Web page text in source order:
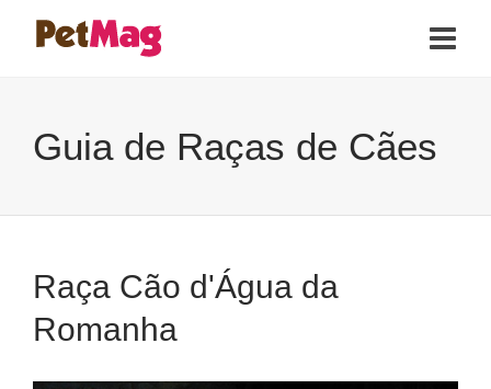
Guia de Raças de Cães
Raça Cão d'Água da
Romanha